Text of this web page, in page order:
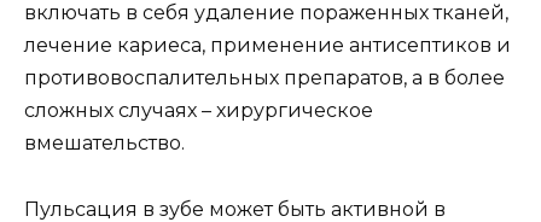
включать в себя удаление пораженных тканей,
лечение кариеса, применение антисептиков и
противовоспалительных препаратов, а в более
сложных случаях – хирургическое
вмешательство.
Пульсация в зубе может быть активной в